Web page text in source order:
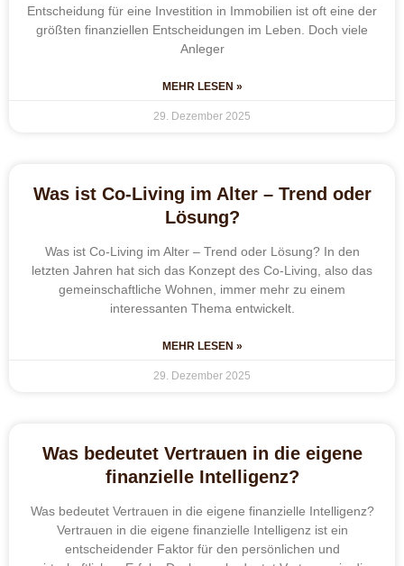
Entscheidung für eine Investition in Immobilien ist oft eine der
größten finanziellen Entscheidungen im Leben. Doch viele
Anleger
MEHR LESEN »
29. Dezember 2025
Was ist Co-Living im Alter – Trend oder
Lösung?
Was ist Co-Living im Alter – Trend oder Lösung? In den
letzten Jahren hat sich das Konzept des Co-Living, also das
gemeinschaftliche Wohnen, immer mehr zu einem
interessanten Thema entwickelt.
MEHR LESEN »
29. Dezember 2025
Was bedeutet Vertrauen in die eigene
finanzielle Intelligenz?
Was bedeutet Vertrauen in die eigene finanzielle Intelligenz?
Vertrauen in die eigene finanzielle Intelligenz ist ein
entscheidender Faktor für den persönlichen und